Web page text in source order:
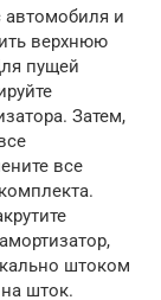
автомобиля и
верхнюю
пущей
Затем,
все
штоком
шток.